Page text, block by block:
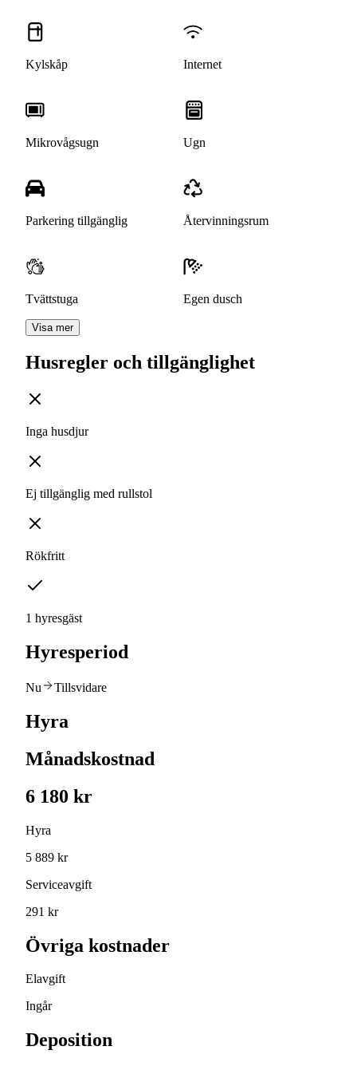
Kylskåp Internet
Mikrovågsugn Ugn
Parkering tillgänglig Återvinningsrum
Tvättstuga Egen dusch
Visa mer
Husregler och tillgänglighet
Inga husdjur
Ej tillgänglig med rullstol
Rökfritt
1 hyresgäst
Hyresperiod
Nu Tillsvidare
Hyra
Månadskostnad
6 180 kr
Hyra
5 889 kr
Serviceavgift
291 kr
Övriga kostnader
Elavgift
Ingår
Deposition